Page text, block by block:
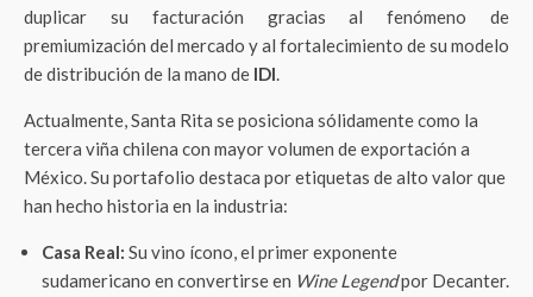
duplicar su facturación gracias al fenómeno de
premiumización del mercado y al fortalecimiento de su modelo
de distribución de la mano de IDI.
Actualmente, Santa Rita se posiciona sólidamente como la
tercera viña chilena con mayor volumen de exportación a
México. Su portafolio destaca por etiquetas de alto valor que
han hecho historia en la industria:
Casa Real: Su vino ícono, el primer exponente
sudamericano en convertirse en Wine Legendpor Decanter.